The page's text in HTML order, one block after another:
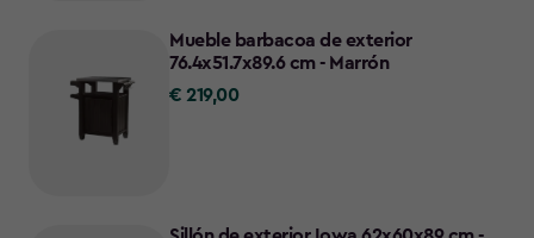
Mueble barbacoa de exterior
76.4x51.7x89.6 cm - Marrón
€
€ 219,00